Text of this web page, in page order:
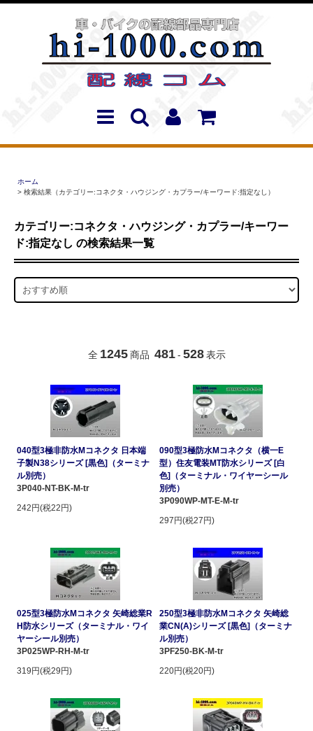
ホーム
> 検索結果（カテゴリー:コネクタ・ハウジング・カプラー/キーワード:指定なし）
カテゴリー:コネクタ・ハウジング・カプラー/キーワー
ド:指定なし の検索結果一覧
全 1245 商品 481 - 528 表示
040型3極非防水Mコネクタ 日本端
子製N38シリーズ [黒色]（ターミナ
ル別売）
3P040-NT-BK-M-tr
242円(税22円)
090型3極防水Mコネクタ（横一E
型）住友電装MT防水シリーズ [白
色]（ターミナル・ワイヤーシール
別売）
3P090WP-MT-E-M-tr
297円(税27円)
025型3極防水Mコネクタ 矢崎総業R
H防水シリーズ（ターミナル・ワイ
ヤーシール別売）
3P025WP-RH-M-tr
319円(税29円)
250型3極非防水Mコネクタ 矢崎総
業CN(A)シリーズ [黒色]（ターミナ
ル別売）
3PF250-BK-M-tr
220円(税20円)